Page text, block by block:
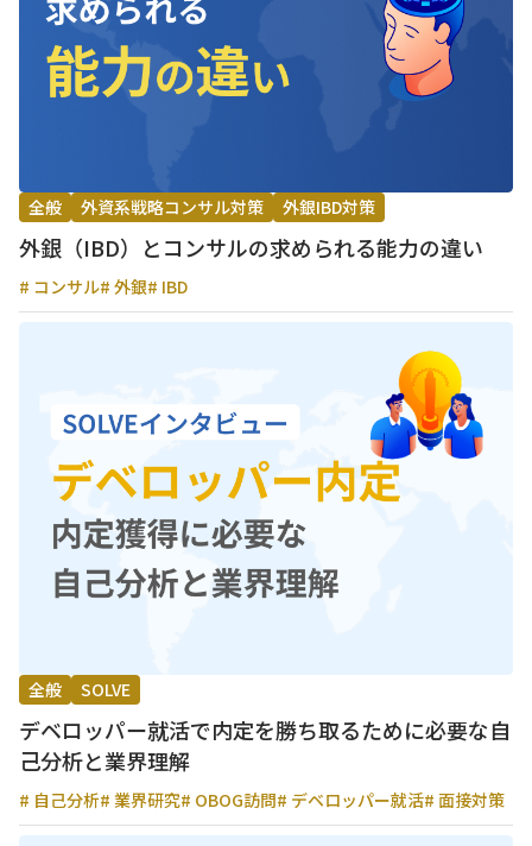
全般 外資系戦略コンサル対策 外銀IBD対策
外銀（IBD）とコンサルの求められる能力の違い
# コンサル# 外銀# IBD
全般 SOLVE
デベロッパー就活で内定を勝ち取るために必要な自
己分析と業界理解
# 自己分析# 業界研究# OBOG訪問# デベロッパー就活# 面接対策